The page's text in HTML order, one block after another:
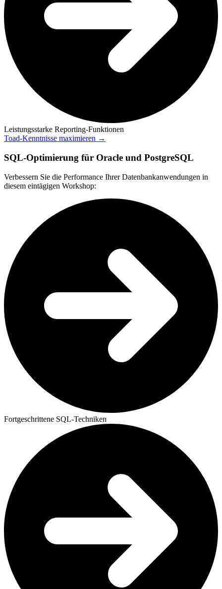
Leistungsstarke Reporting-Funktionen
Toad-Kenntnisse maximieren →
SQL-Optimierung für Oracle und PostgreSQL
Verbessern Sie die Performance Ihrer Datenbankanwendungen in
diesem eintägigen Workshop:
Fortgeschrittene SQL-Techniken